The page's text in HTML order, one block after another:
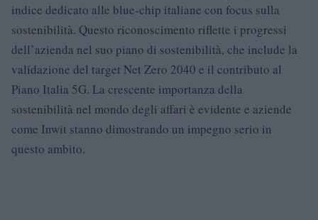
indice dedicato alle blue-chip italiane con focus sulla
sostenibilità. Questo riconoscimento riflette i progressi
dell’azienda nel suo piano di sostenibilità, che include la
validazione del target Net Zero 2040 e il contributo al
Piano Italia 5G. La crescente importanza della
sostenibilità nel mondo degli affari è evidente e aziende
come Inwit stanno dimostrando un impegno serio in
questo ambito.